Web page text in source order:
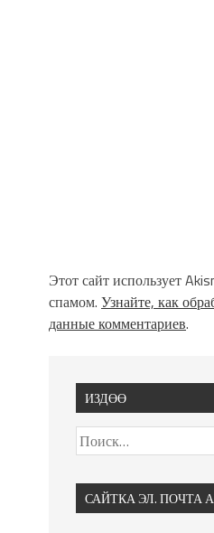
Этот сайт использует
спамом. Узнайте, как
данные комментариев.
ИЗДӨӨ
САЙТКА ЭЛ. ПОЧТА